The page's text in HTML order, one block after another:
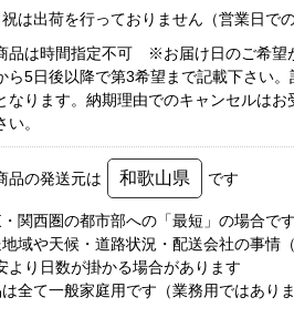
は出荷を行っておりません（営業日で
品は時間指定不可 ※お届け日のご希望
ら5日後以降で第3希望まで記載下さい
なります。納期理由でのキャンセルはお
い。
品の発送元は 和歌山県 です
関西圏の都市部への「最短」の場合です
域や天候・道路状況・配送会社の事情
より日数が掛かる場合があります
全て一般家庭用です（業務用ではありま